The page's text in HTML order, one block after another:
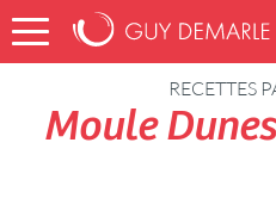
Accueil Recettes
RECETTES
Moule